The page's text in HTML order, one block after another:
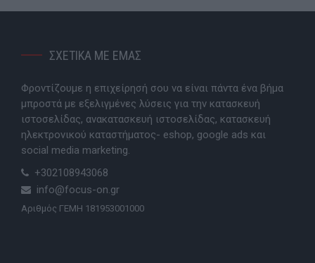
ΣΧΕΤΙΚΑ ΜΕ ΕΜΑΣ
Φροντίζουμε η επιχείρησή σου να είναι πάντα ένα βήμα
μπροστά με εξελιγμένες λύσεις για την κατασκευή
ιστοσελίδας, ανακατασκευή ιστοσελίδας, κατασκευή
ηλεκτρονικού καταστήματος- eshop, google ads και
social media marketing.
+302108943068
info@focus-on.gr
Αριθμός ΓΕΜΗ 181953001000